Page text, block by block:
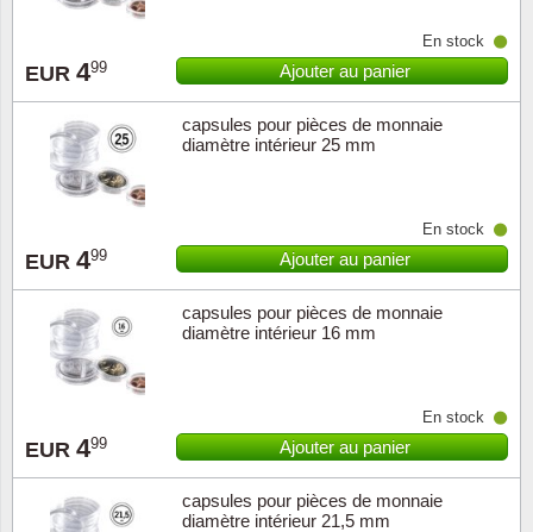
EUR 499
En stock
Ajouter au panier
capsules pour pièces de monnaie
diamètre intérieur 25 mm
EUR 499
En stock
Ajouter au panier
capsules pour pièces de monnaie
diamètre intérieur 16 mm
EUR 499
En stock
Ajouter au panier
capsules pour pièces de monnaie
diamètre intérieur 21,5 mm